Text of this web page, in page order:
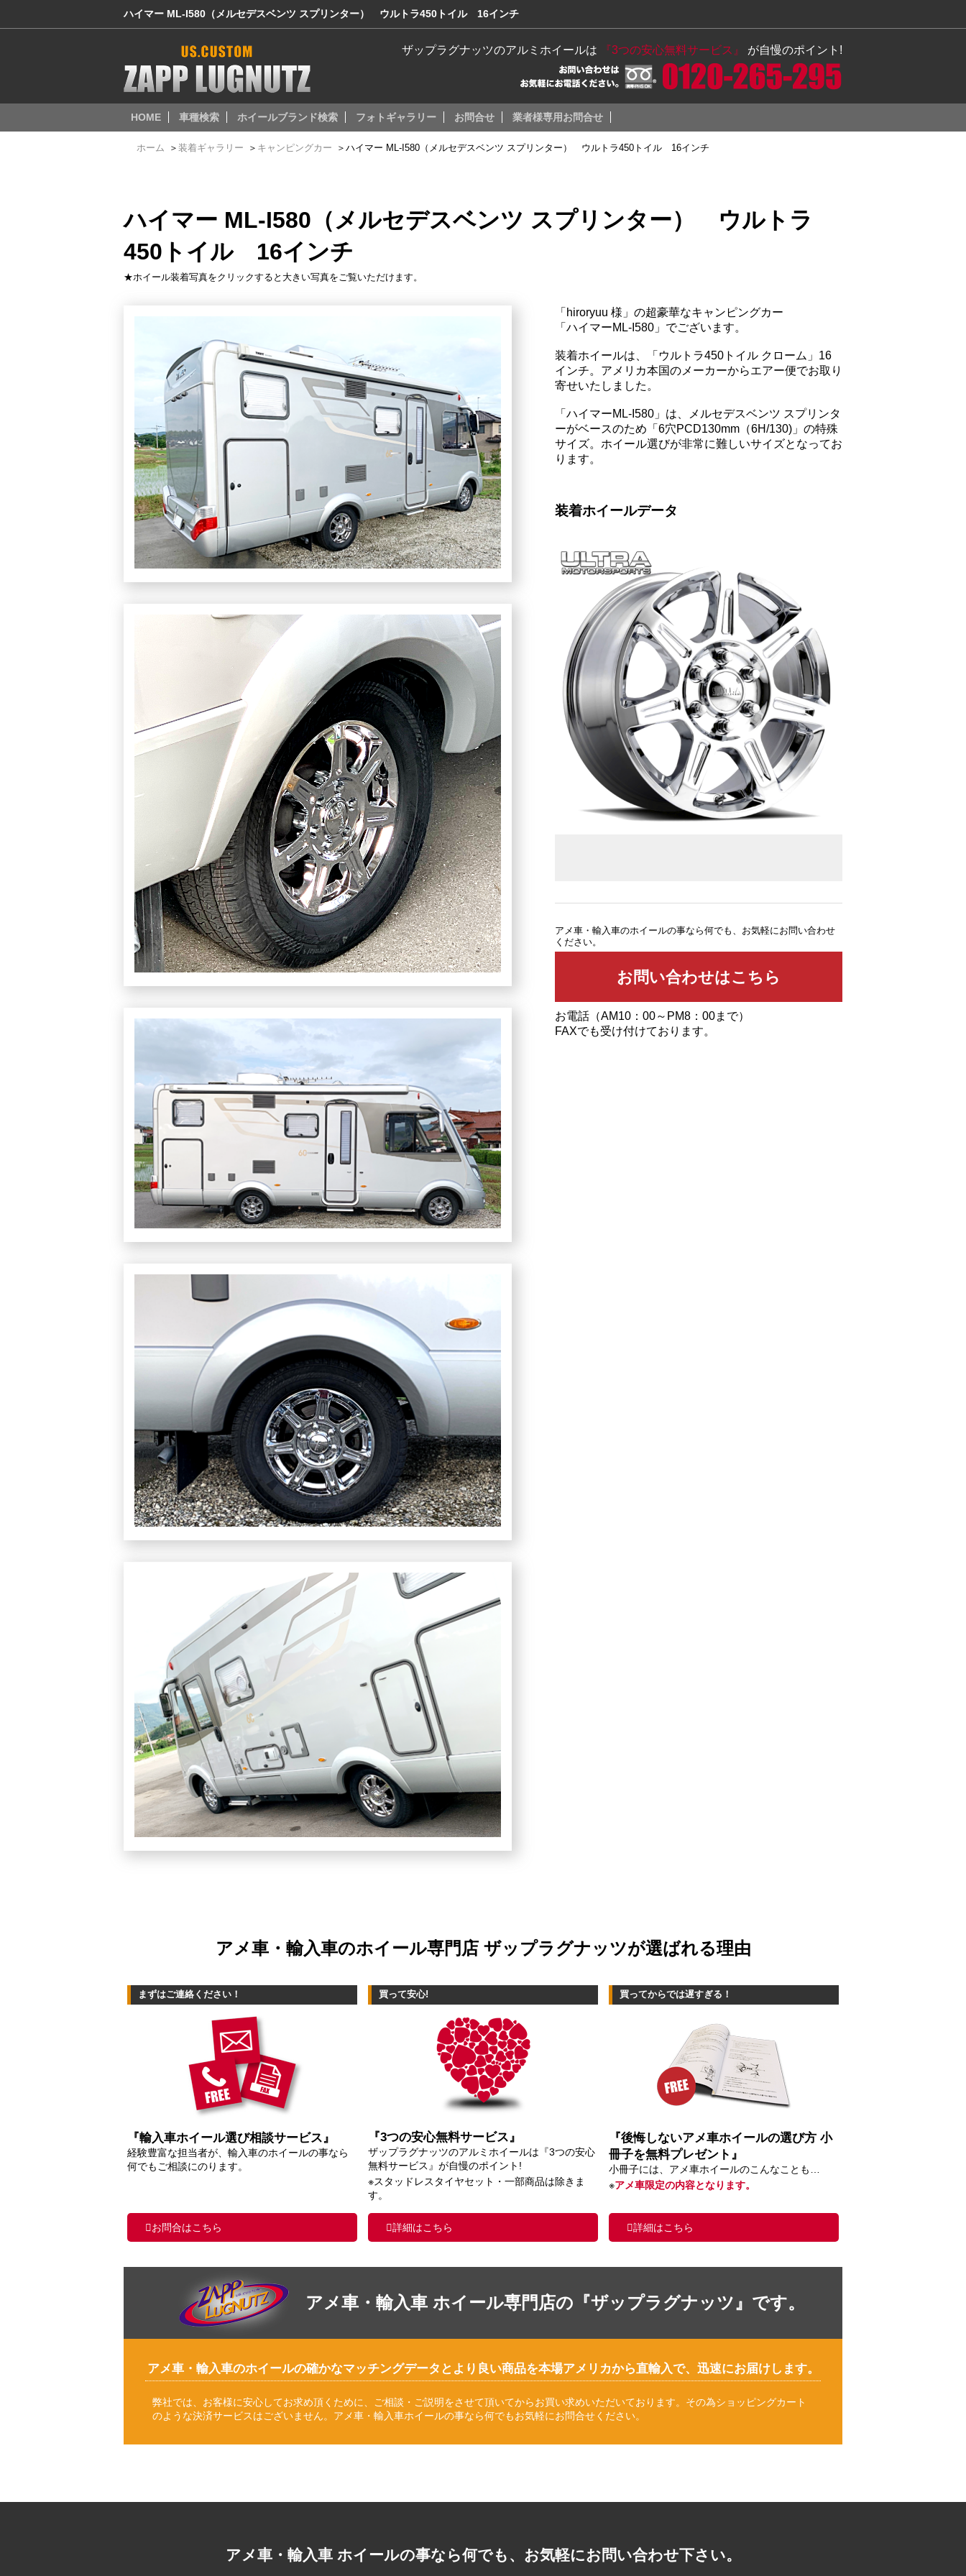
ハイマー ML-I580（メルセデスベンツ スプリンター） ウルトラ450トイル 16インチ
ザップラグナッツのアルミホイールは 『3つの安心無料サービス』 が自慢のポイント!
HOME 車種検索 ホイールブランド検索 フォトギャラリー お問合せ 業者様専用お問合せ
ホーム ＞ 装着ギャラリー ＞ キャンピングカー ＞ ハイマー ML-I580（メルセデスベンツ スプリンター） ウルトラ450トイル 16インチ
ハイマー ML-I580（メルセデスベンツ スプリンター） ウルトラ
450トイル 16インチ
★ホイール装着写真をクリックすると大きい写真をご覧いただけます。
「hiroryuu 様」の超豪華なキャンピングカー
「ハイマーML-I580」でございます。
装着ホイールは、「ウルトラ450トイル クローム」16
インチ。アメリカ本国のメーカーからエアー便でお取り
寄せいたしました。
「ハイマーML-I580」は、メルセデスベンツ スプリンタ
ーがベースのため「6穴PCD130mm（6H/130)」の特殊
サイズ。ホイール選びが非常に難しいサイズとなってお
ります。
装着ホイールデータ
アメ車・輸入車のホイールの事なら何でも、お気軽にお問い合わせ
ください。
お電話（AM10：00～PM8：00まで）
FAXでも受け付けております。
アメ車・輸入車のホイール専門店 ザップラグナッツが選ばれる理由
まずはご連絡ください！
『輸入車ホイール選び相談サービス』
経験豊富な担当者が、輸入車のホイールの事なら
何でもご相談にのります。
お問合はこちら
買って安心!
『3つの安心無料サービス』
ザップラグナッツのアルミホイールは『3つの安心
無料サービス』が自慢のポイント!
※スタッドレスタイヤセット・一部商品は除きま
す。
詳細はこちら
買ってからでは遅すぎる！
『後悔しないアメ車ホイールの選び方 小
冊子を無料プレゼント』
小冊子には、アメ車ホイールのこんなことも…
※アメ車限定の内容となります。
詳細はこちら
アメ車・輸入車 ホイール専門店の『ザップラグナッツ』です。
アメ車・輸入車のホイールの確かなマッチングデータとより良い商品を本場アメリカから直輸入で、迅速にお届けします。
弊社では、お客様に安心してお求め頂くために、ご相談・ご説明をさせて頂いてからお買い求めいただいております。その為ショッピングカート
のような決済サービスはございません。アメ車・輸入車ホイールの事なら何でもお気軽にお問合せください。
アメ車・輸入車 ホイールの事なら何でも、お気軽にお問い合わせ下さい。